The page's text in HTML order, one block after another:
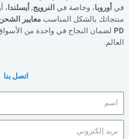
في أوروبا، وخاصة في النرويج, أيسلندا ،
منتجاتك بالشكل المناسب معايير
PD لضمان النجاح في واحدة من الأسواق
العالم.
اتصل بنا